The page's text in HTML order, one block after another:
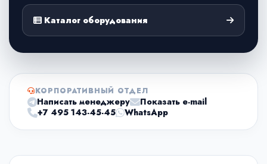
Каталог оборудования
КОРПОРАТИВНЫЙ ОТДЕЛ
Написать менеджеру
Показать e-mail
+7 495 143-45-45
WhatsApp